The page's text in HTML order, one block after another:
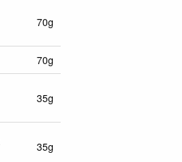
70g
70g
35g
35g